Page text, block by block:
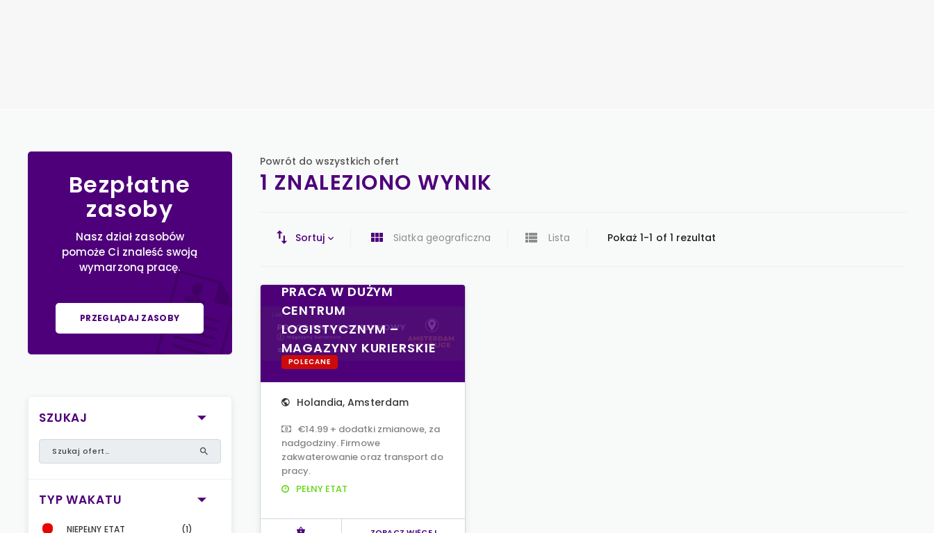
Bezpłatne
zasoby
Nasz dział zasobów
pomoże Ci znaleść swoją
wymarzoną pracę.
PRZEGLĄDAJ ZASOBY
SZUKAJ
TYP WAKATU
NIEPEŁNY ETAT (1)
Powrót do wszystkich ofert
1 ZNALEZIONO WYNIK
Sortuj Siatka geograficzna Lista Pokaż 1-1 of 1 rezultat
PRACA W DUŻYM
CENTRUM
LOGISTYCZNYM –
MAGAZYNY KURIERSKIE
POLECANE
Holandia,Amsterdam
€14.99 + dodatki zmianowe, za
nadgodziny. Firmowe
zakwaterowanie oraz transport do
pracy.
PEŁNY ETAT